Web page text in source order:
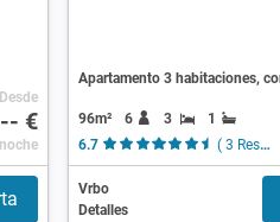
Desde
€ 96m² 6 3
1
6.7
( 3 Reseñas )
Vrbo
Detalles